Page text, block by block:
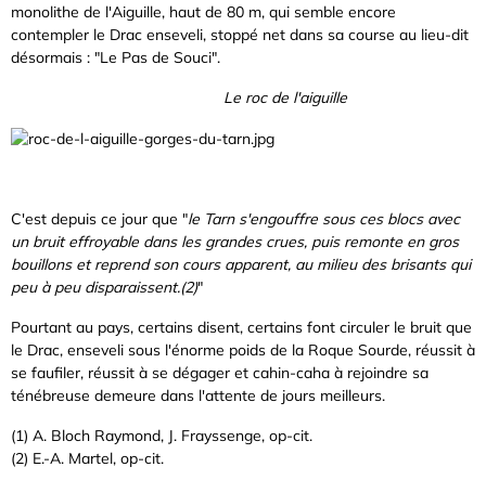
monolithe de l'Aiguille, haut de 80 m, qui semble encore
contempler le Drac enseveli, stoppé net dans sa course au lieu-dit
désormais : "Le Pas de Souci".
Le roc de l'aiguille
C'est depuis ce jour que "le Tarn s'engouffre sous ces blocs avec
un bruit effroyable dans les grandes crues, puis remonte en gros
bouillons et reprend son cours apparent, au milieu des brisants qui
peu à peu disparaissent.(2)"
Pourtant au pays, certains disent, certains font circuler le bruit que
le Drac, enseveli sous l'énorme poids de la Roque Sourde, réussit à
se faufiler, réussit à se dégager et cahin-caha à rejoindre sa
ténébreuse demeure dans l'attente de jours meilleurs.
(1) A. Bloch Raymond, J. Frayssenge, op-cit.
(2) E.-A. Martel, op-cit.